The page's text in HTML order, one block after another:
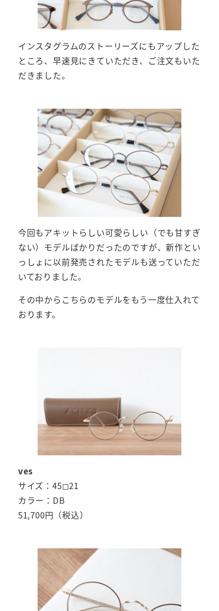
インスタグラムのストーリーズにもアップした
ところ、早速見にきていただき、ご注文もいた
だきました。
今回もアキットらしい可愛らしい（でも甘すぎ
ない）モデルばかりだったのですが、新作とい
っしょに以前発売されたモデルも送っていただ
いておりました。
その中からこちらのモデルをもう一度仕入れて
おります。
ves
サイズ：45◻︎21
カラー：DB
51,700円（税込）